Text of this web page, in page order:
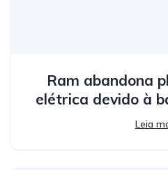
Ram abandona
elétrica devido à
Leia